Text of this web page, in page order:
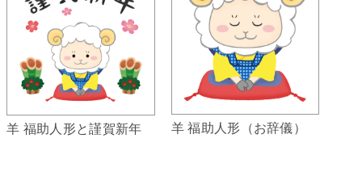
羊 福助人形と謹賀新年 羊 福助人形（お辞儀）